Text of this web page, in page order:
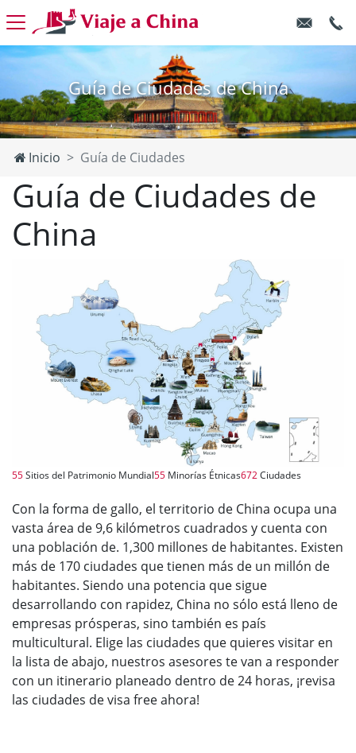
Guía de Ciudades de China
Inicio Guía de Ciudades
Guía de Ciudades de
China
55Sitios del Patrimonio Mundial55 Minorías Étnicas672Ciudades
Con la forma de gallo, el territorio de China ocupa una
vasta área de 9,6 kilómetros cuadrados y cuenta con
una población de. 1,300 millones de habitantes. Existen
más de 170 ciudades que tienen más de un millón de
habitantes. Siendo una potencia que sigue
desarrollando con rapidez, China no sólo está lleno de
empresas prósperas, sino también es país
multicultural. Elige las ciudades que quieres visitar en
la lista de abajo, nuestros asesores te van a responder
con un itinerario planeado dentro de 24 horas, ¡revisa
las ciudades de visa free ahora!